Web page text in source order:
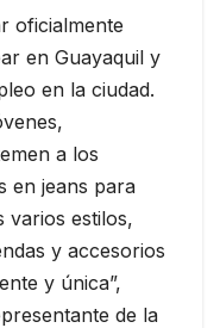
oficialmente
en Guayaquil y
en la ciudad.
a los
en jeans para
varios estilos,
y accesorios
y única”,
de la